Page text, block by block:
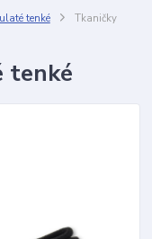
tenké
Tkaničky
tenké